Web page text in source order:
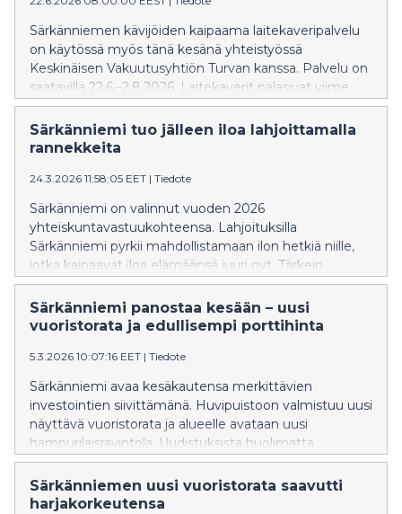
Särkänniemen kävijöiden kaipaama laitekaveripalvelu
on käytössä myös tänä kesänä yhteistyössä
Keskinäisen Vakuutusyhtiön Turvan kanssa. Palvelu on
saatavilla 22.6.–2.8.2026. Laitekaverit palasivat viime
vuonna Turvan mahdollistamana koronavuosien tauon
jälkeen.
Särkänniemi tuo jälleen iloa lahjoittamalla
rannekkeita
24.3.2026 11:58:05 EET | Tiedote
Särkänniemi on valinnut vuoden 2026
yhteiskuntavastuukohteensa. Lahjoituksilla
Särkänniemi pyrkii mahdollistamaan ilon hetkiä niille,
jotka kaipaavat iloa elämäänsä juuri nyt. Tärkein
yksittäinen yhteiskuntavastuuhanke on Taysin
Sairaalahuvipuisto.
Särkänniemi panostaa kesään – uusi
vuoristorata ja edullisempi porttihinta
5.3.2026 10:07:16 EET | Tiedote
Särkänniemi avaa kesäkautensa merkittävien
investointien siivittämänä. Huvipuistoon valmistuu uusi
näyttävä vuoristorata ja alueelle avataan uusi
hampurilaisravintola. Uudistuksista huolimatta
Särkänniemi haluaa pitää huvipuistopäivän
mahdollisimman monen saavutettavissa. Tänä
kesänä Särkänniemi ei nosta verkkokaupan hintoja,
Särkänniemen uusi vuoristorata saavutti
harjakorkeutensa